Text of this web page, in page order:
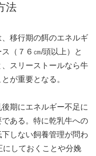
法
移行期の餌のエネルギ
（７６㎝/頭以上）と
スリーストールなら牛
が重要となる。
期にエネルギー不足に
ある。特に乾乳牛への
しない飼養管理が問わ
しておくことや分娩